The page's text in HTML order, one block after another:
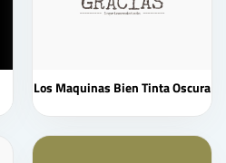
Los Maquinas Bien Tinta Oscura